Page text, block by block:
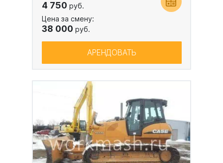
4 750 руб.
Цена за смену:
38 000 руб.
АРЕНДОВАТЬ